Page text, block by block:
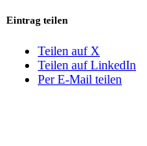
Eintrag teilen
Teilen auf X
Teilen auf LinkedIn
Per E-Mail teilen